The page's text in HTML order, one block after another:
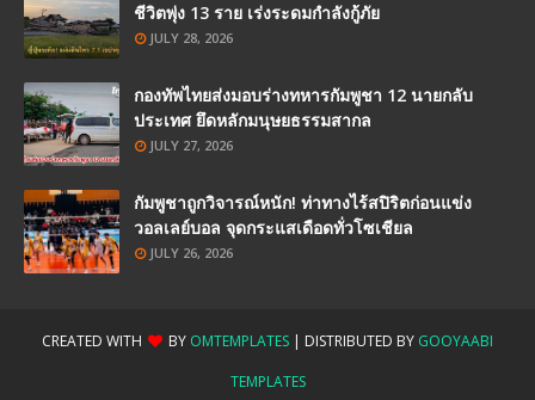
ชีวิตพุ่ง 13 ราย เร่งระดมกำลังกู้ภัย
JULY 28, 2026
กองทัพไทยส่งมอบร่างทหารกัมพูชา 12 นายกลับ
ประเทศ ยึดหลักมนุษยธรรมสากล
JULY 27, 2026
กัมพูชาถูกวิจารณ์หนัก! ท่าทางไร้สปิริตก่อนแข่ง
วอลเลย์บอล จุดกระแสเดือดทั่วโซเชียล
JULY 26, 2026
CREATED WITH BY OMTEMPLATES | DISTRIBUTED BY GOOYAABI
TEMPLATES